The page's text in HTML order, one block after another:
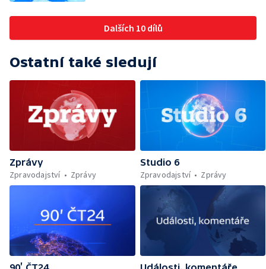
Dalších 10 dílů
Ostatní také sledují
Zprávy
Zpravodajství
Zprávy
Studio 6
Zpravodajství
Zprávy